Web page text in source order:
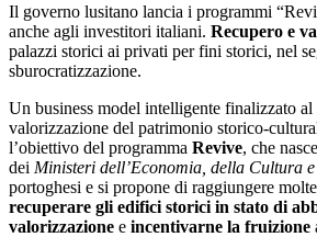
Il governo lusitano lancia i programmi
anche agli investitori italiani. Recupero e
palazzi storici ai privati per fini storici, nel
sburocratizzazione.
Un business model intelligente finalizzato al
valorizzazione del patrimonio storico-
l’obiettivo del programma Revive, che
dei Ministeri dell’Economia, della Cultura
portoghesi e si propone di raggiungere
recuperare gli edifici storici in stato di
valorizzazione e incentivarne la fruizione